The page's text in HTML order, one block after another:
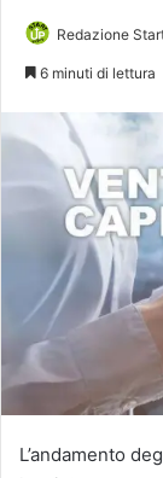
Redazione
6 minuti di lettura
L’andamento